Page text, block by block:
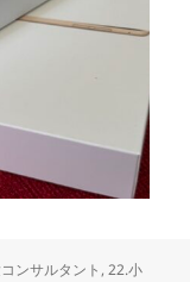
ンサルタント ,22.小